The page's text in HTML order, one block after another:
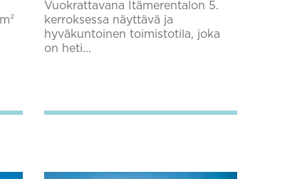
Vuokrattavana Itämerentalon 5.
kerroksessa näyttävä ja
hyväkuntoinen toimistotila, joka
on heti...